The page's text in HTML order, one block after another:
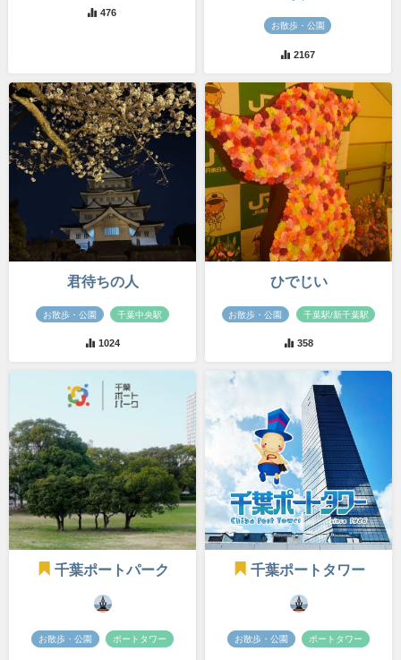
476
お散歩・公園
2167
君待ちの人
お散歩・公園 千葉中央駅
1024
ひでじい
お散歩・公園 千葉駅/新千葉駅
358
千葉ポートパーク
お散歩・公園 ポートタワー
千葉ポートタワー
お散歩・公園 ポートタワー